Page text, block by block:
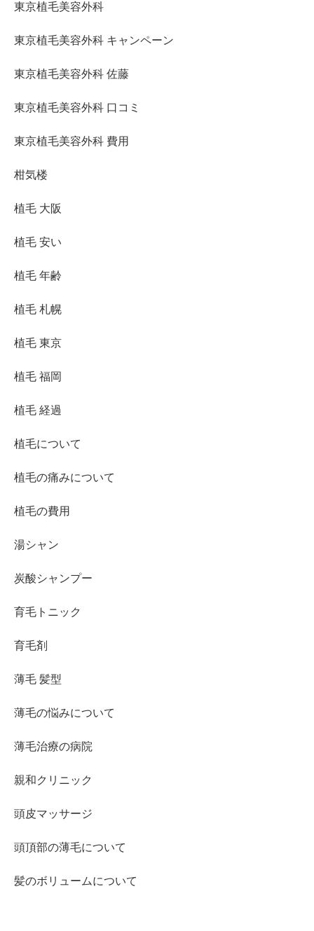
東京植毛美容外科
東京植毛美容外科 キャンペーン
東京植毛美容外科 佐藤
東京植毛美容外科 口コミ
東京植毛美容外科 費用
柑気楼
植毛 大阪
植毛 安い
植毛 年齢
植毛 札幌
植毛 東京
植毛 福岡
植毛 経過
植毛について
植毛の痛みについて
植毛の費用
湯シャン
炭酸シャンプー
育毛トニック
育毛剤
薄毛 髪型
薄毛の悩みについて
薄毛治療の病院
親和クリニック
頭皮マッサージ
頭頂部の薄毛について
髪のボリュームについて